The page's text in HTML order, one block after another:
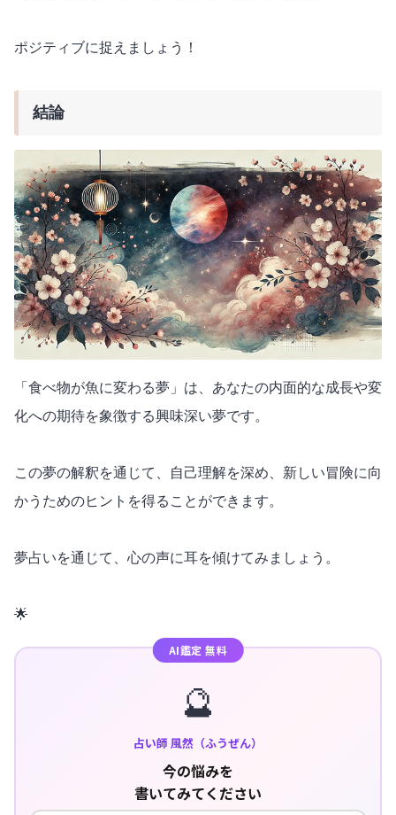
ポジティブに捉えましょう！
結論
「食べ物が魚に変わる夢」は、あなたの内面的な成長や変
化への期待を象徴する興味深い夢です。
この夢の解釈を通じて、自己理解を深め、新しい冒険に向
かうためのヒントを得ることができます。
夢占いを通じて、心の声に耳を傾けてみましょう。
🌟
AI鑑定 無料
🔮
占い師 風然（ふうぜん）
今の悩みを
書いてみてください